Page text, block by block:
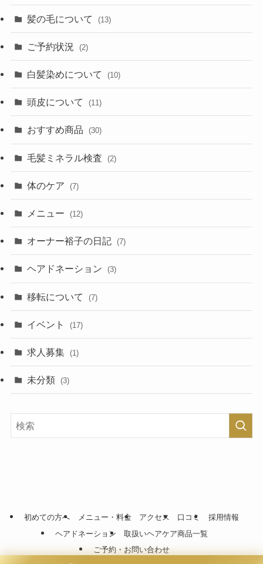
髪の毛について (13)
ご予約状況 (2)
白髪染めについて (10)
頭皮について (11)
おすすめ商品 (30)
毛髪ミネラル検査 (2)
体のケア (7)
メニュー (12)
オーナー裕子の日記 (7)
ヘアドネーション (3)
移転について (7)
イベント (17)
求人募集 (1)
未分類 (3)
初めての方へ メニュー・料金 アクセス 口コミ
採用情報
ヘアドネーション
取扱いヘアケア商品一覧
ご予約・お問い合わせ